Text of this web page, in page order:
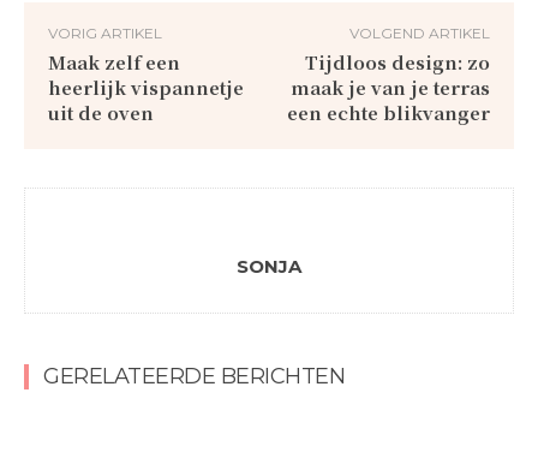
VORIG ARTIKEL
Maak zelf een
heerlijk vispannetje
uit de oven
VOLGEND ARTIKEL
Tijdloos design: zo
maak je van je terras
een echte blikvanger
SONJA
GERELATEERDE BERICHTEN